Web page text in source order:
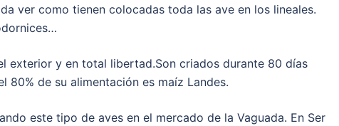
ver como tienen colocadas toda las ave en los lineales.
exterior y en total libertad.Son criados durante 80 días
80% de su alimentación es maíz Landes.
este tipo de aves en el mercado de la Vaguada. En Ser